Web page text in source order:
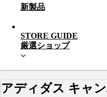
新製品
STORE GUIDE
厳選ショップ
アディダス キャ